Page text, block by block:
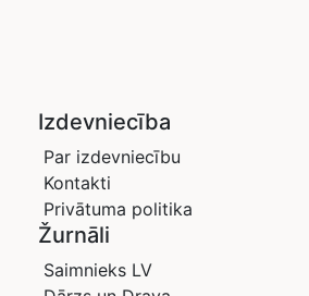
Izdevniecība
Par izdevniecību
Kontakti
Privātuma politika
Žurnāli
Saimnieks LV